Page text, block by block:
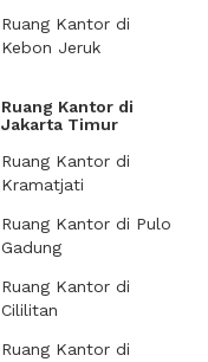
Ruang Kantor di
Kebon Jeruk
Ruang Kantor di
Jakarta Timur
Ruang Kantor di
Kramatjati
Ruang Kantor di Pulo
Gadung
Ruang Kantor di
Cililitan
Ruang Kantor di